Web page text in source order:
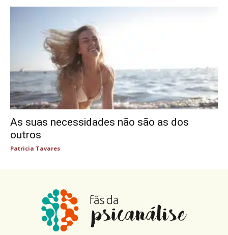
As suas necessidades não são as dos
outros
Patricia Tavares